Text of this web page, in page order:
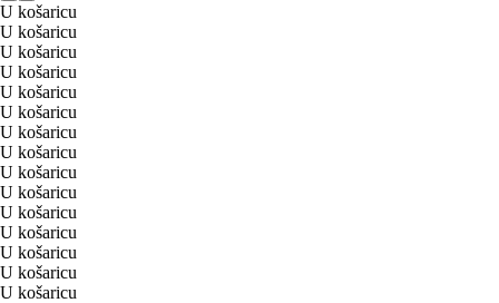
U košaricu
U košaricu
U košaricu
U košaricu
U košaricu
U košaricu
U košaricu
U košaricu
U košaricu
U košaricu
U košaricu
U košaricu
U košaricu
U košaricu
U košaricu